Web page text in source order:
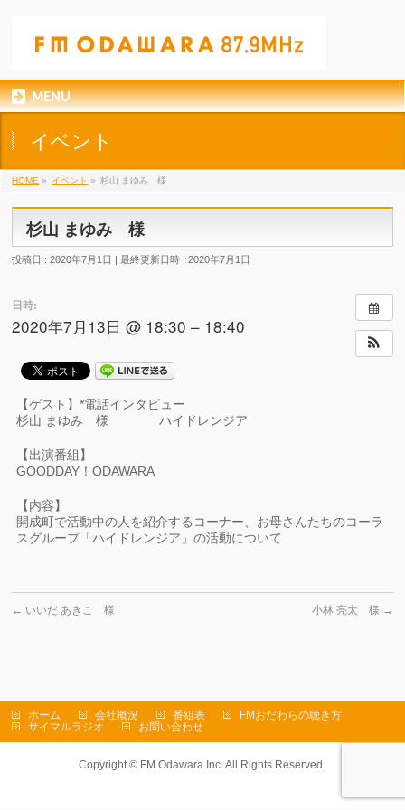
MENU
イベント
HOME » イベント » 杉山 まゆみ 様
杉山 まゆみ 様
投稿日 : 2020年7月1日 最終更新日時 : 2020年7月1日
日時:
2020年7月13日 @ 18:30 – 18:40
【ゲスト】*電話インタビュー
杉山 まゆみ 様 ハイドレンジア
【出演番組】
GOODDAY！ODAWARA
【内容】
開成町で活動中の人を紹介するコーナー、お母さんたちのコーラ
スグループ「ハイドレンジア」の活動について
← いいだ あきこ 様 小林 亮太 様 →
ホーム 会社概況 番組表
FMおだわらの聴き方
サイマルラジオ
お問い合わせ
Copyright © FM Odawara Inc. All Rights Reserved.